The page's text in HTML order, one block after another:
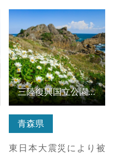
青森県
東日本大震災により被
三陸復興国立公園 種
差海岸 の詳細はこちら
三陸復興国立公園 種差海岸